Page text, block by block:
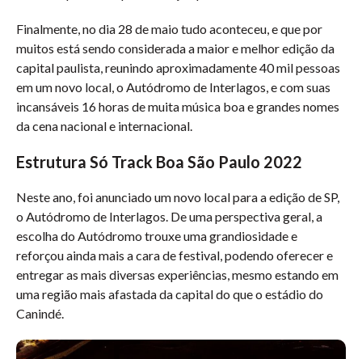
Finalmente, no dia 28 de maio tudo aconteceu, e que por
muitos está sendo considerada a maior e melhor edição da
capital paulista, reunindo aproximadamente 40 mil pessoas
em um novo local, o Autódromo de Interlagos, e com suas
incansáveis 16 horas de muita música boa e grandes nomes
da cena nacional e internacional.
Estrutura Só Track Boa São Paulo 2022
Neste ano, foi anunciado um novo local para a edição de SP,
o Autódromo de Interlagos. De uma perspectiva geral, a
escolha do Autódromo trouxe uma grandiosidade e
reforçou ainda mais a cara de festival, podendo oferecer e
entregar as mais diversas experiências, mesmo estando em
uma região mais afastada da capital do que o estádio do
Canindé.